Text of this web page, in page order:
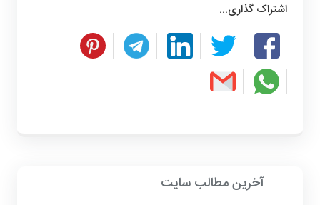
اشتراک گذاری...
آخرین مطالب سایت